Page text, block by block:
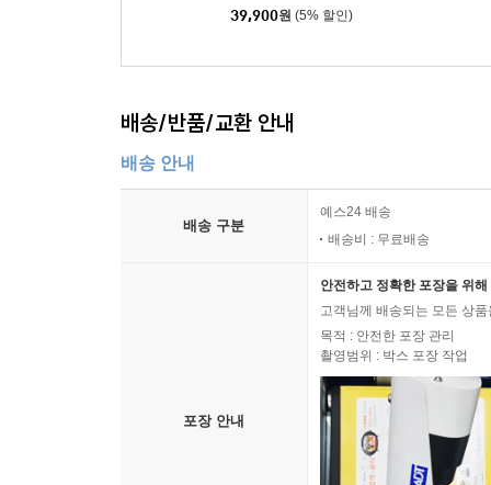
39,900원 (5% 할인)
배송/반품/교환 안내
배송 안내
배송 구분
예스24 배송
배송비 : 무료배송
포장 안내
안전하고 정확한 포장을 위
고객님께 배송되는 모든 상
목적 : 안전한 포장 관리
촬영범위 : 박스 포장 작업